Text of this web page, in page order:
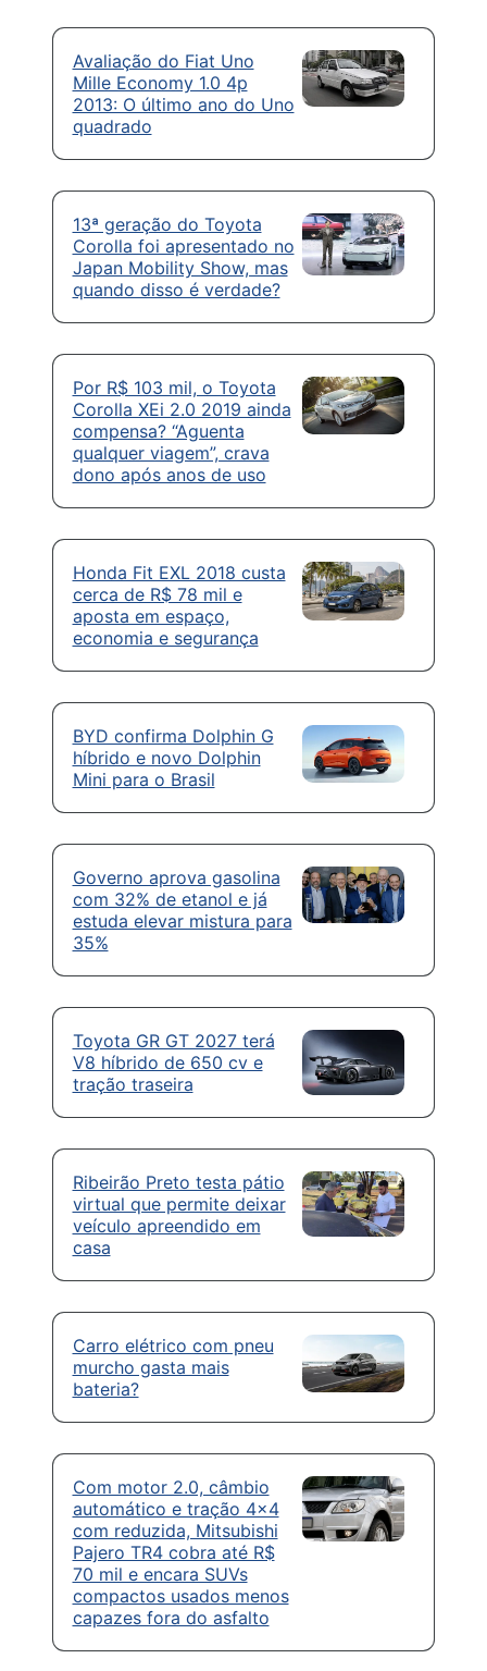
Avaliação do Fiat Uno
Mille Economy 1.0 4p
2013: O último ano do Uno
quadrado
13ª geração do Toyota
Corolla foi apresentado no
Japan Mobility Show, mas
quando disso é verdade?
Por R$ 103 mil, o Toyota
Corolla XEi 2.0 2019 ainda
compensa? “Aguenta
qualquer viagem”, crava
dono após anos de uso
Honda Fit EXL 2018 custa
cerca de R$ 78 mil e
aposta em espaço,
economia e segurança
BYD confirma Dolphin G
híbrido e novo Dolphin
Mini para o Brasil
Governo aprova gasolina
com 32% de etanol e já
estuda elevar mistura para
35%
Toyota GR GT 2027 terá
V8 híbrido de 650 cv e
tração traseira
Ribeirão Preto testa pátio
virtual que permite deixar
veículo apreendido em
casa
Carro elétrico com pneu
murcho gasta mais
bateria?
Com motor 2.0, câmbio
automático e tração 4×4
com reduzida, Mitsubishi
Pajero TR4 cobra até R$
70 mil e encara SUVs
compactos usados menos
capazes fora do asfalto